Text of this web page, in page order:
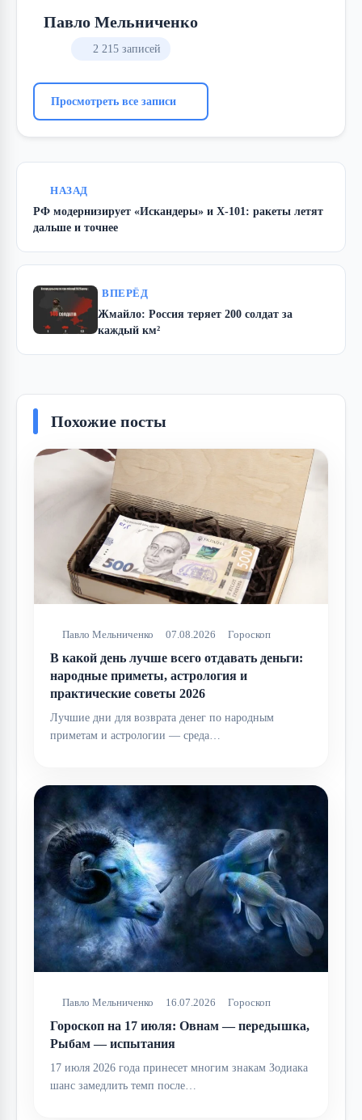
Павло Мельниченко
2 215 записей
Просмотреть все записи
НАЗАД
РФ модернизирует «Искандеры» и Х-101: ракеты летят
дальше и точнее
ВПЕРЁД
Жмайло: Россия теряет 200 солдат за
каждый км²
Похожие посты
Павло Мельниченко 07.08.2026 Гороскоп
В какой день лучше всего отдавать деньги:
народные приметы, астрология и
практические советы 2026
Лучшие дни для возврата денег по народным
приметам и астрологии — среда…
Павло Мельниченко 16.07.2026 Гороскоп
Гороскоп на 17 июля: Овнам — передышка,
Рыбам — испытания
17 июля 2026 года принесет многим знакам Зодиака
шанс замедлить темп после…